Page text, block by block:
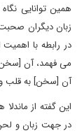
همین توانایی
زبان دیگران صحبت
در رابطه با
می فهمد، آن
آن [سخن] به قلب
این گفته از
در جهت زبان و